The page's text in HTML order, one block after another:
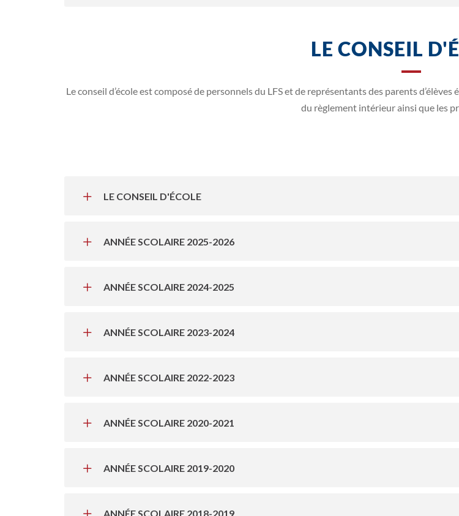
LE CONSEIL
Le conseil d’école est composé de personnels du LFS et de représentants des parents
du règlement intérieur ainsi que les
LE CONSEIL D'ÉCOLE
ANNÉE SCOLAIRE 2025-2026
ANNÉE SCOLAIRE 2024-2025
ANNÉE SCOLAIRE 2023-2024
ANNÉE SCOLAIRE 2022-2023
ANNÉE SCOLAIRE 2020-2021
ANNÉE SCOLAIRE 2019-2020
ANNÉE SCOLAIRE 2018-2019